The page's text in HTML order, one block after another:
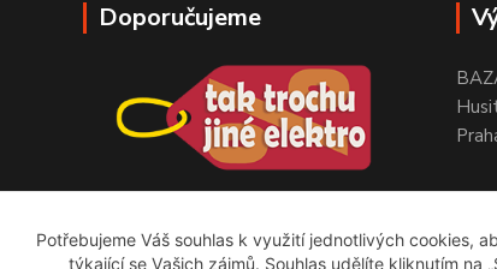
Doporučujeme
Potřebujeme Váš souhlas k využití jednotlivých cookies,
týkající se Vašich zájmů. Souhlas udělíte kliknutím na